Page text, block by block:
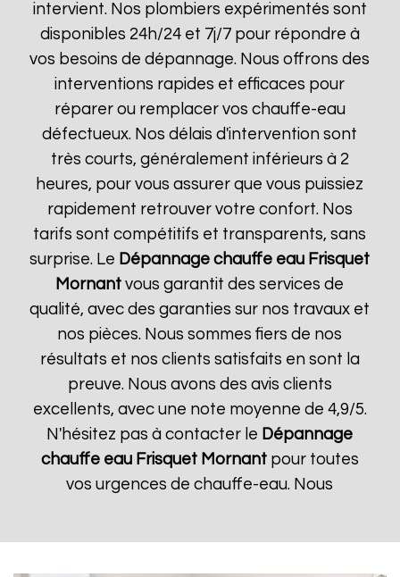
intervient. Nos plombiers expérimentés sont
disponibles 24h/24 et 7j/7 pour répondre à
vos besoins de dépannage. Nous offrons des
interventions rapides et efficaces pour
réparer ou remplacer vos chauffe-eau
défectueux. Nos délais d'intervention sont
très courts, généralement inférieurs à 2
heures, pour vous assurer que vous puissiez
rapidement retrouver votre confort. Nos
tarifs sont compétitifs et transparents, sans
surprise. Le Dépannage chauffe eau Frisquet
Mornant vous garantit des services de
qualité, avec des garanties sur nos travaux et
nos pièces. Nous sommes fiers de nos
résultats et nos clients satisfaits en sont la
preuve. Nous avons des avis clients
excellents, avec une note moyenne de 4,9/5.
N'hésitez pas à contacter le Dépannage
chauffe eau Frisquet Mornantpour toutes
vos urgences de chauffe-eau. Nous